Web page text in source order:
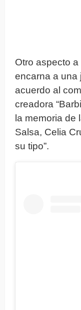
Otro aspecto
encarna a una
acuerdo al
creadora
la memoria de
Salsa, Celia
su tipo”.